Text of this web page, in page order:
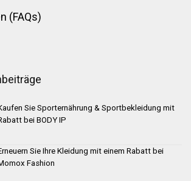
(FAQs)
Sie Sporternährung & Sportbekleidung mit
bei BODY IP
Sie Ihre Kleidung mit einem Rabatt bei
Fashion